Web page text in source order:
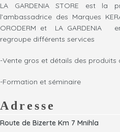
entièrement absorbés, vous
aide à restaurer l'élasticité et
les rides fermes. La lame en
convient à tous les types de
aucune réaction.
LA GARDENIA STORE est la
l’ambassadrice des Marques
ORODERM et LA GARDENIA
regroupe différents services
-Vente gros et détails des produits
-Formation et séminaire
Adresse
Route de Bizerte Km 7 Mnihla